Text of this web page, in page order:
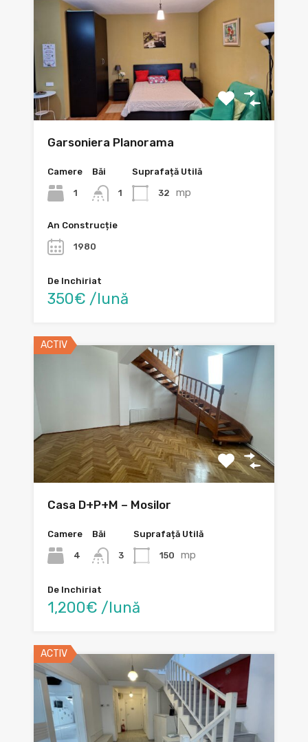
Garsoniera Planorama
Camere
1
Băi
1
Suprafață Utilă
32 mp
An Construcție
1980
De Inchiriat
350€ /lună
ACTIV
Casa D+P+M – Mosilor
Camere
4
Băi
3
Suprafață Utilă
150 mp
De Inchiriat
1,200€ /lună
ACTIV